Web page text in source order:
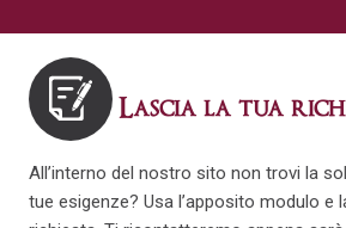
Lascia la tua
All’interno del nostro sito non trovi la
tue esigenze? Usa l’apposito modulo e